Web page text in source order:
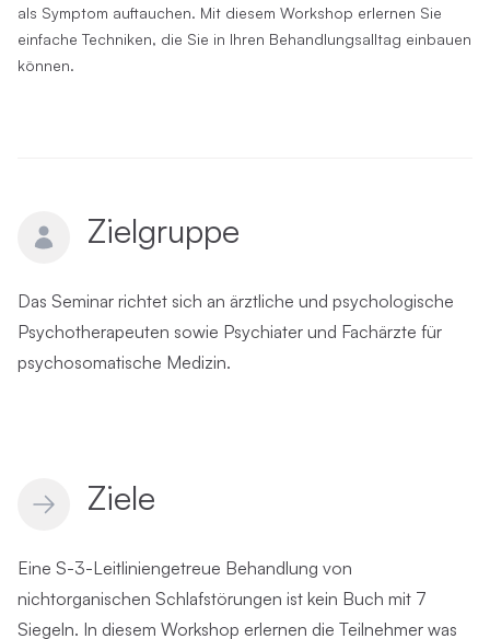
als Symptom auftauchen. Mit diesem Workshop erlernen Sie
einfache Techniken, die Sie in Ihren Behandlungsalltag einbauen
können.
Zielgruppe
Das Seminar richtet sich an ärztliche und psychologische
Psychotherapeuten sowie Psychiater und Fachärzte für
psychosomatische Medizin.
Ziele
Eine S-3-Leitliniengetreue Behandlung von
nichtorganischen Schlafstörungen ist kein Buch mit 7
Siegeln. In diesem Workshop erlernen die Teilnehmer was